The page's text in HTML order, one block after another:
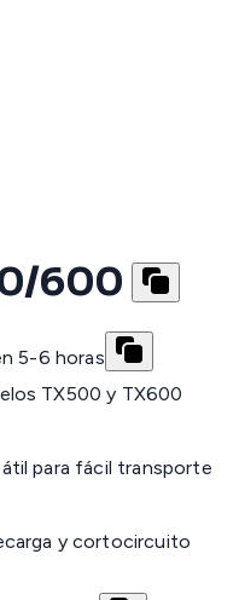
600
5-6 horas
TX500 y TX600
para fácil transporte
y cortocircuito